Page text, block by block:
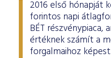
2016 első hónapját
forintos napi
BÉT részvénypiaca,
értéknek számít a
forgalmaihoz